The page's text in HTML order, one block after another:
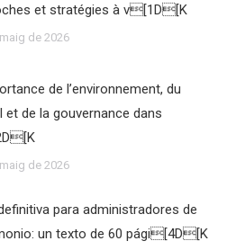
et stratégies à v[1D[K
de 2026
de l’environnement, du
et de la gouvernance dans
de 2026
para administradores de
un texto de 60 pági[4D[K